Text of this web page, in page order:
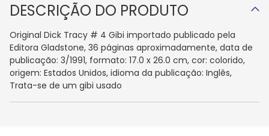
DESCRIÇÃO DO PRODUTO
Original Dick Tracy # 4 Gibi importado publicado pela
Editora Gladstone, 36 páginas aproximadamente, data de
publicação: 3/1991, formato: 17.0 x 26.0 cm, cor: colorido,
origem: Estados Unidos, idioma da publicação: Inglês,
Trata-se de um gibi usado